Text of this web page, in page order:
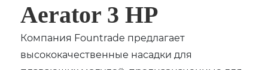
Aerator 3 HP
Компания Fountrade предлагает
высококачественные насадки для